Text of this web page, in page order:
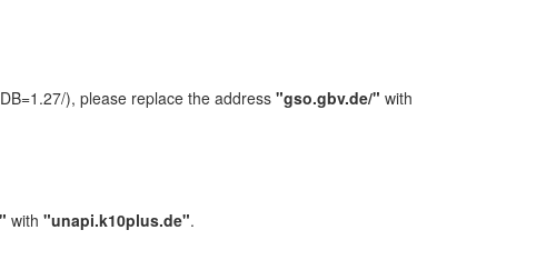
), please replace the address "gso.gbv.de/" with
with "unapi.k10plus.de".